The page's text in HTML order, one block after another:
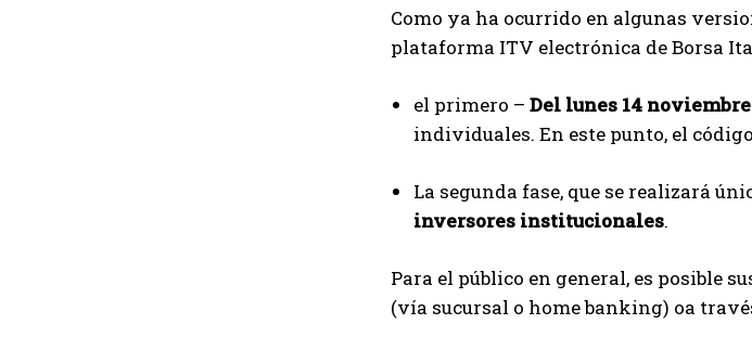
Como ya ha ocurrido en algunas
plataforma ITV electrónica de Borsa
el primero – Del lunes 14
individuales. En este punto, el
La segunda fase, que se realizará
inversores institucionales.
Para el público en general, es posible
(vía sucursal o home banking) oa